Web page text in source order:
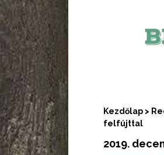
Kezdőlap >
felfújttal
2019.